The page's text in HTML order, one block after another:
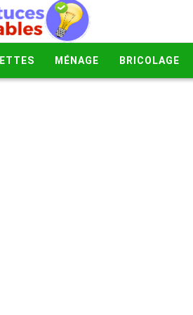
MÉNAGE BRICOLAGE